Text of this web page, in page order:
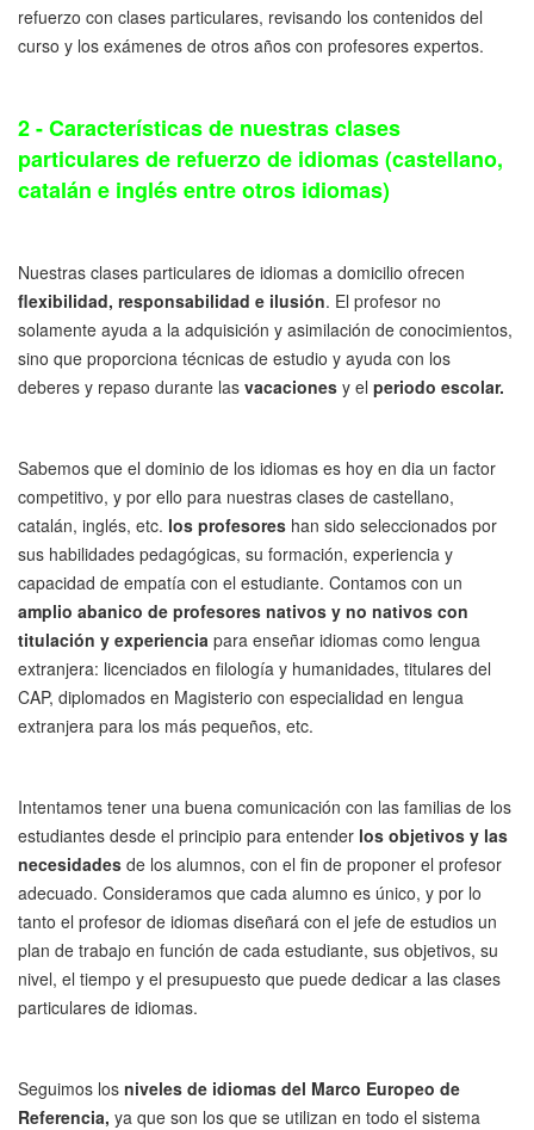
refuerzo con clases particulares, revisando los contenidos del
curso y los exámenes de otros años con profesores expertos.
2 - Características de nuestras clases
particulares de refuerzo de idiomas (castellano,
catalán e inglés entre otros idiomas)
Nuestras clases particulares de idiomas a domicilio ofrecen
flexibilidad, responsabilidad e ilusión. El profesor no
solamente ayuda a la adquisición y asimilación de conocimientos,
sino que proporciona técnicas de estudio y ayuda con los
deberes y repaso durante las vacaciones y el periodo escolar.
Sabemos que el dominio de los idiomas es hoy en dia un factor
competitivo, y por ello para nuestras clases de castellano,
catalán, inglés, etc. los profesores han sido seleccionados por
sus habilidades pedagógicas, su formación, experiencia y
capacidad de empatía con el estudiante. Contamos con un
amplio abanico de profesores nativos y no nativos con
titulación y experiencia para enseñar idiomas como lengua
extranjera: licenciados en filología y humanidades, titulares del
CAP, diplomados en Magisterio con especialidad en lengua
extranjera para los más pequeños, etc.
Intentamos tener una buena comunicación con las familias de los
estudiantes desde el principio para entender los objetivos y las
necesidades de los alumnos, con el fin de proponer el profesor
adecuado. Consideramos que cada alumno es único, y por lo
tanto el profesor de idiomas diseñará con el jefe de estudios un
plan de trabajo en función de cada estudiante, sus objetivos, su
nivel, el tiempo y el presupuesto que puede dedicar a las clases
particulares de idiomas.
Seguimos los niveles de idiomas del Marco Europeo de
Referencia, ya que son los que se utilizan en todo el sistema